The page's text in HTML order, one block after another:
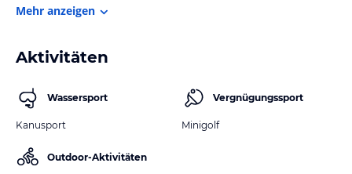
Mehr anzeigen
Aktivitäten
Wassersport
Kanusport
Outdoor-Aktivitäten
Vergnügungssport
Minigolf